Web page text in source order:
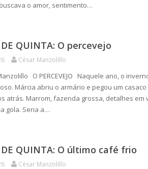
o amor, sentimento…
QUINTA: O percevejo
César Manzolillo
O PERCEVEJO Naquele ano, o
Márcia abriu o armário e pegou um
atrás. Marrom, fazenda grossa, detalhes em
gola. Seria a…
DE QUINTA: O último café frio
César Manzolillo